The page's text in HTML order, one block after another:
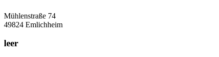
Mühlenstraße 74
49824 Emlichheim
leer